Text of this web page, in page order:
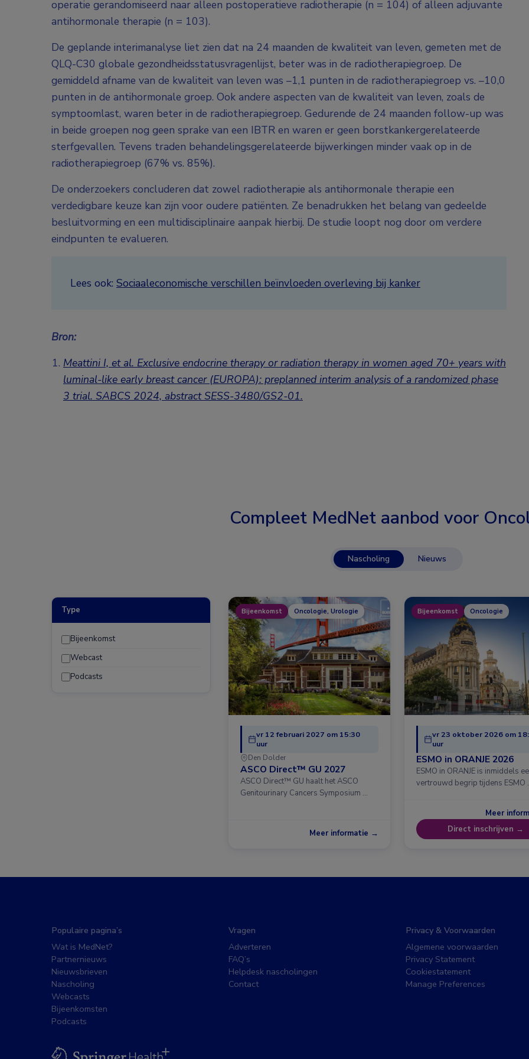
operatie gerandomiseerd naar alleen postoperatieve radiotherapie (n = 104) of alleen adjuvante
antihormonale therapie (n = 103).
De geplande interimanalyse liet zien dat na 24 maanden de kwaliteit van leven, gemeten met de
QLQ-C30 globale gezondheidsstatusvragenlijst, beter was in de radiotherapiegroep. De
gemiddeld afname van de kwaliteit van leven was –1,1 punten in de radiotherapiegroep vs. –10,0
punten in de antihormonale groep. Ook andere aspecten van de kwaliteit van leven, zoals de
symptoomlast, waren beter in de radiotherapiegroep. Gedurende de 24 maanden follow-up was
in beide groepen nog geen sprake van een IBTR en waren er geen borstkankergerelateerde
sterfgevallen. Tevens traden behandelingsgerelateerde bijwerkingen minder vaak op in de
radiotherapiegroep (67% vs. 85%).
De onderzoekers concluderen dat zowel radiotherapie als antihormonale therapie een
verdedigbare keuze kan zijn voor oudere patiënten. Ze benadrukken het belang van gedeelde
besluitvorming en een multidisciplinaire aanpak hierbij. De studie loopt nog door om verdere
eindpunten te evalueren.
Lees ook: Sociaaleconomische verschillen beïnvloeden overleving bij kanker
Bron:
Meattini I, et al. Exclusive endocrine therapy or radiation therapy in women aged 70+ years with
luminal-like early breast cancer (EUROPA): preplanned interim analysis of a randomized phase
3 trial. SABCS 2024, abstract SESS-3480/GS2-01.
Compleet MedNet aanbod voor
Nascholing Nieuws
Type
Bijeenkomst
Webcast
Podcasts
Bijeenkomst Oncologie, Urologie
vr 12 februari 2027 om 15:30
uur
Den Dolder
ASCO Direct™ GU 2027
ASCO Direct™ GU haalt het ASCO
Genitourinary Cancers Symposium …
Meer informatie →
Bijeenkomst Oncologie
vr 23 oktober 2026 om
uur
ESMO in ORANJE 2026
ESMO in ORANJE is inmiddels
vertrouwd begrip tijdens ESMO
Meer
Direct inschrijven →
Populaire pagina’s
Wat is MedNet?
Partnernieuws
Nieuwsbrieven
Nascholing
Webcasts
Bijeenkomsten
Podcasts
Vragen
Adverteren
FAQ’s
Helpdesk nascholingen
Contact
Privacy & Voorwaarden
Algemene voorwaarden
Privacy Statement
Cookiestatement
Manage Preferences
BSL